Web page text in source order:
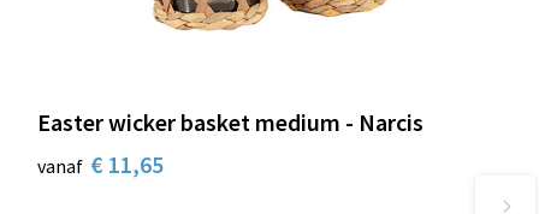
Easter wicker basket medium - Narcis
vanaf € 11,65